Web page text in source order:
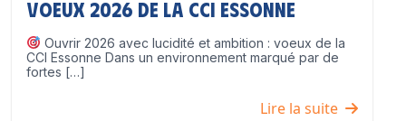
Voeux 2026 de la CCI Essonne
Ouvrir 2026 avec lucidité et ambition : voeux de la
CCI Essonne Dans un environnement marqué par de
fortes […]
Lire la suite